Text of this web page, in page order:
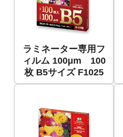
ラミネーター専用フ
ィルム 100μm 100
枚 B5サイズ F1025